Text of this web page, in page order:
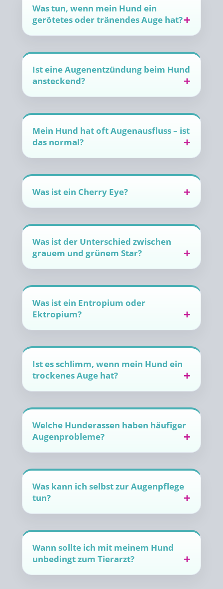
Was tun, wenn mein Hund ein
gerötetes oder tränendes Auge hat?
Ist eine Augenentzündung beim Hund
ansteckend?
Mein Hund hat oft Augenausfluss – ist
das normal?
Was ist ein Cherry Eye?
Was ist der Unterschied zwischen
grauem und grünem Star?
Was ist ein Entropium oder
Ektropium?
Ist es schlimm, wenn mein Hund ein
trockenes Auge hat?
Welche Hunderassen haben häufiger
Augenprobleme?
Was kann ich selbst zur Augenpflege
tun?
Wann sollte ich mit meinem Hund
unbedingt zum Tierarzt?